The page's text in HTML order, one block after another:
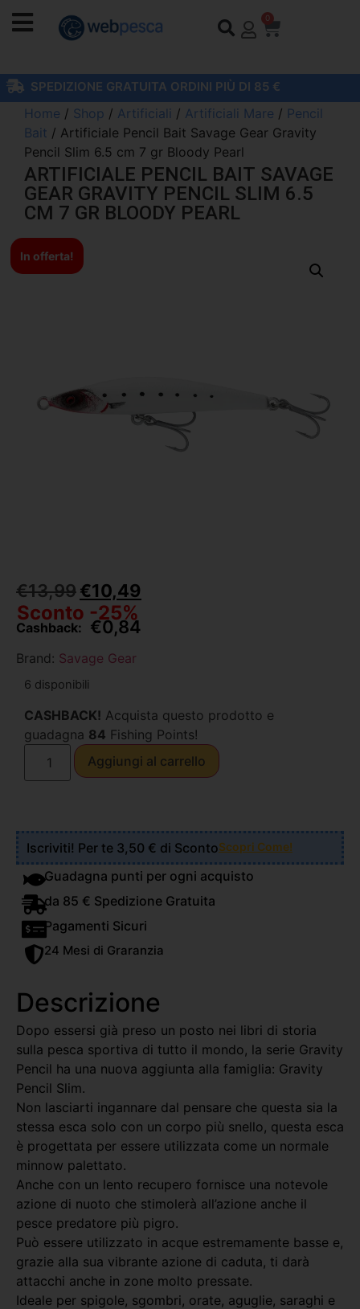
0
SPEDIZIONE GRATUITA ORDINI PIÙ DI 85 €
Home / Shop / Artificiali / Artificiali Mare / Pencil
Bait / Artificiale Pencil Bait Savage Gear Gravity
Pencil Slim 6.5 cm 7 gr Bloody Pearl
ARTIFICIALE PENCIL BAIT SAVAGE
GEAR GRAVITY PENCIL SLIM 6.5
CM 7 GR BLOODY PEARL
In offerta!
€13,99€10,49
Sconto -25%
Cashback: €0,84
Brand: Savage Gear
6 disponibili
CASHBACK! Acquista questo prodotto e
guadagna 84 Fishing Points!
Aggiungi al carrello
Iscriviti! Per te 3,50 € di ScontoScopri Come!
Guadagna punti per ogni acquisto
da 85 € Spedizione Gratuita
Pagamenti Sicuri
24 Mesi di Graranzia
Descrizione
Dopo essersi già preso un posto nei libri di storia
sulla pesca sportiva di tutto il mondo, la serie Gravity
Pencil ha una nuova aggiunta alla famiglia: Gravity
Pencil Slim.
Non lasciarti ingannare dal pensare che questa sia la
stessa esca solo con un corpo più snello, questa esca
è progettata per essere utilizzata come un normale
minnow palettato.
Anche con un lento recupero fornisce una notevole
azione di nuoto che stimolerà all’azione anche il
pesce predatore più pigro.
Può essere utilizzato in acque estremamente basse e,
grazie alla sua vibrante azione di caduta, ti darà
attacchi anche in zone molto pressate.
Ideale per spigole, sgombri, orate, aguglie, saraghi e